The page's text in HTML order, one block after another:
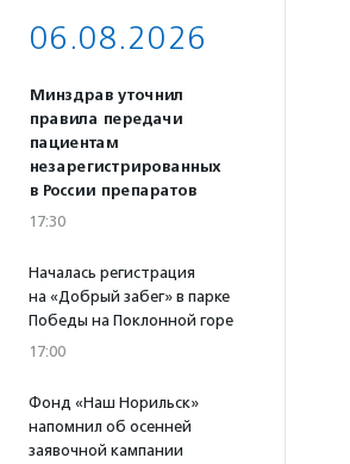
06.08.2026
Минздрав уточнил
правила передачи
пациентам
незарегистрированных
в России препаратов
17:30
Началась регистрация
на «Добрый забег» в парке
Победы на Поклонной горе
17:00
Фонд «Наш Норильск»
напомнил об осенней
заявочной кампании